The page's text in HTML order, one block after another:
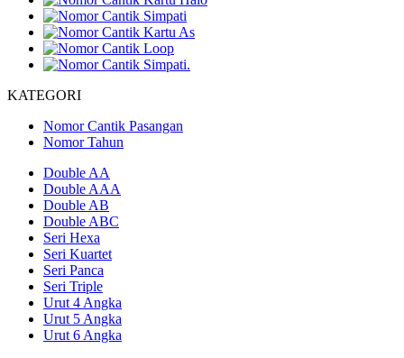
KATEGORI
Nomor Cantik Pasangan
Nomor Tahun
Double AA
Double AAA
Double AB
Double ABC
Seri Hexa
Seri Kuartet
Seri Panca
Seri Triple
Urut 4 Angka
Urut 5 Angka
Urut 6 Angka